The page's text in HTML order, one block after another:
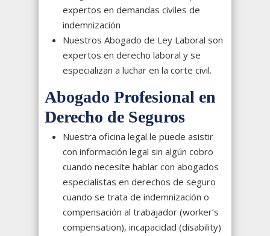
expertos en demandas civiles de
indemnización
Nuestros Abogado de Ley Laboral son
expertos en derecho laboral y se
especializan a luchar en la corte civil.
Abogado Profesional en
Derecho de Seguros
Nuestra oficina legal le puede asistir
con información legal sin algún cobro
cuando necesite hablar con abogados
especialistas en derechos de seguro
cuando se trata de indemnización o
compensación al trabajador (worker’s
compensation), incapacidad (disability)